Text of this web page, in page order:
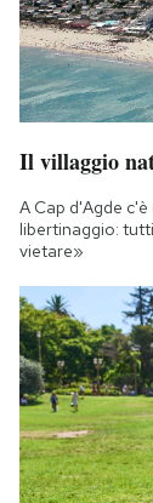
Il villaggio
A Cap d'Agde
libertinaggio:
vietare»